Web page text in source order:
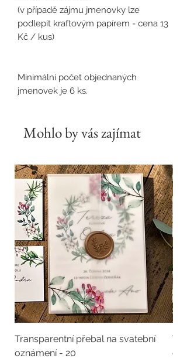
(v případě zájmu jmenovky lze
podlepit kraftovým papírem - cena 13
Kč / kus)
Minimální počet objednaných
jmenovek je 6 ks.
Mohlo by vás zajímat
Transparentní přebal na svatební
oznámení - 20